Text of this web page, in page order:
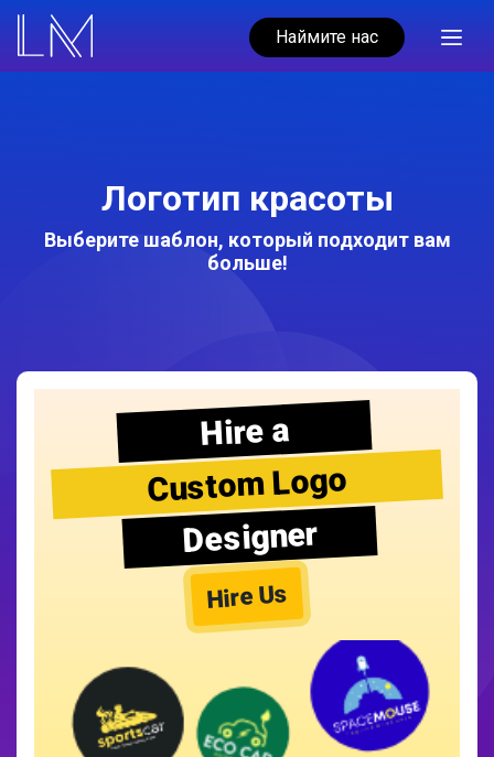
Наймите нас
Логотип красоты
Выберите шаблон, который подходит вам
больше!
Hire a
Custom Logo
Designer
Hire Us